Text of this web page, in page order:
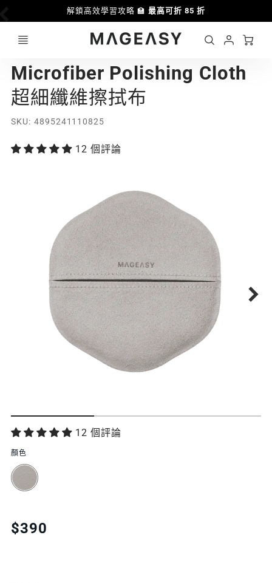
解鎖高效學習攻略 🏫 最高可折 85 折
Login
MAGEASY
Microfiber Polishing Cloth
超細纖維擦拭布
SKU 4895241110825
12 個評論
功
能
特
12 個評論
Translation
$390
顏色